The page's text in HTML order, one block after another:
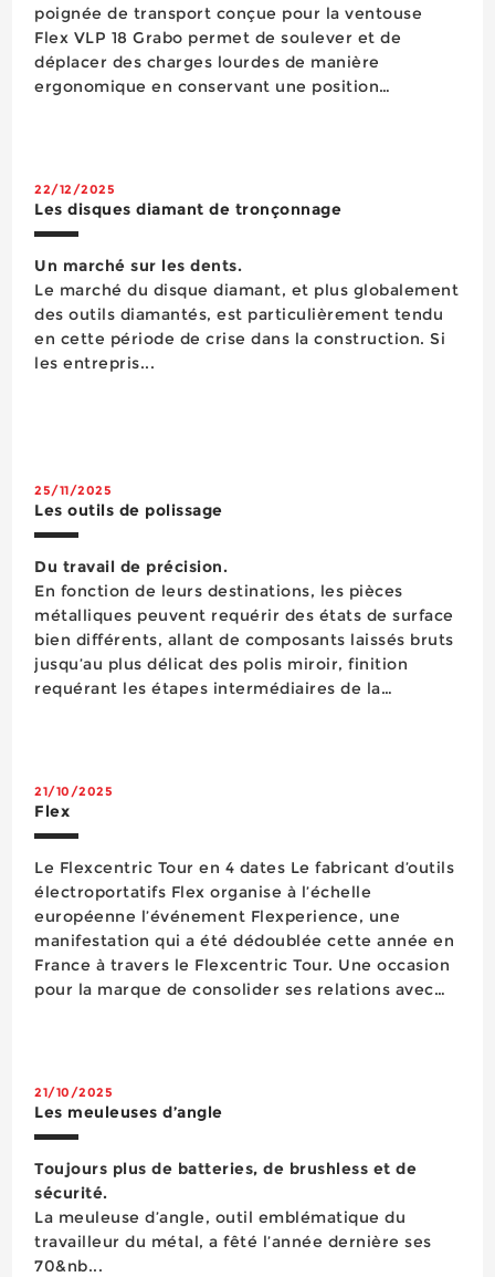
poignée de transport conçue pour la ventouse
Flex VLP 18 Grabo permet de soulever et de
déplacer des charges lourdes de manière
ergonomique en conservant une position
22/12/2025
Les disques diamant de tronçonnage
Un marché sur les dents.
Le marché du disque diamant, et plus globalement
des outils diamantés, est particulièrement tendu
en cette période de crise dans la construction. Si
les entrepris...
25/11/2025
Les outils de polissage
Du travail de précision.
En fonction de leurs destinations, les pièces
métalliques peuvent requérir des états de surface
bien différents, allant de composants laissés bruts
jusqu’au plus délicat des polis miroir, finition
requérant les étapes intermédiaires de la
21/10/2025
Flex
Le Flexcentric Tour en 4 dates Le fabricant d’outils
électroportatifs Flex organise à l’échelle
européenne l’événement Flexperience, une
manifestation qui a été dédoublée cette année en
France à travers le Flexcentric Tour. Une occasion
pour la marque de consolider ses relations avec
21/10/2025
Les meuleuses d’angle
Toujours plus de batteries, de brushless et de
sécurité.
La meuleuse d’angle, outil emblématique du
travailleur du métal, a fêté l’année dernière ses
70&nb...